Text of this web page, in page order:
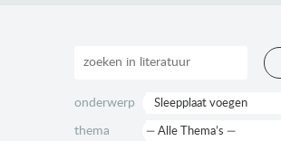
onderwerp
thema